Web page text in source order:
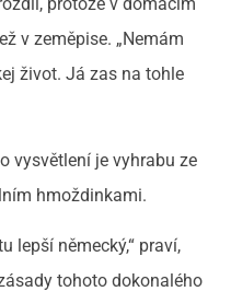
v zeměpise. „Nemám
život. Já zas na tohle
vysvětlení je vyhrabu ze
hmoždinkami.
lepší německý,“ praví,
tohoto dokonalého